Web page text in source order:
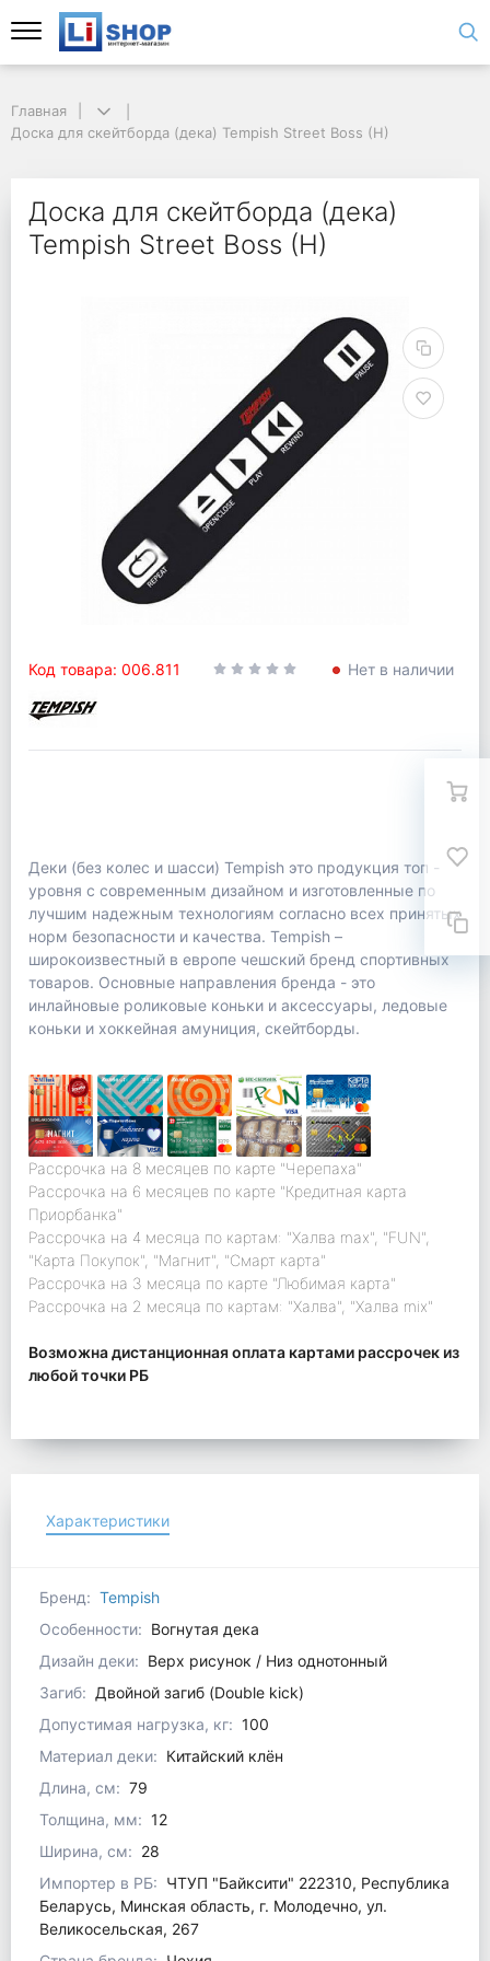
Главная
Доска для скейтборда (дека) Tempish Street Boss (H)
Доска для скейтборда (дека)
Tempish Street Boss (H)
Код товара: 006.811 Нет в наличии
Деки (без колес и шасси) Tempish это продукция топ -
уровня с современным дизайном и изготовленные по
лучшим надежным технологиям согласно всех принятых
норм безопасности и качества. Tempish –
широкоизвестный в европе чешский бренд спортивных
товаров. Основные направления бренда - это
инлайновые роликовые коньки и аксессуары, ледовые
коньки и хоккейная амуниция, скейтборды.
Рассрочка на 8 месяцев по карте "Черепаха"
Рассрочка на 6 месяцев по карте "Кредитная карта
Приорбанка"
Рассрочка на 4 месяца по картам: "Халва max", "FUN",
"Карта Покупок", "Магнит", "Смарт карта"
Рассрочка на 3 месяца по карте "Любимая карта"
Рассрочка на 2 месяца по картам: "Халва", "Халва mix"
Возможна дистанционная оплата картами рассрочек из
любой точки РБ
Характеристики
Бренд: Tempish
Особенности: Вогнутая дека
Дизайн деки: Верх рисунок / Низ однотонный
Загиб: Двойной загиб (Double kick)
Допустимая нагрузка, кг: 100
Материал деки: Китайский клён
Длина, см: 79
Толщина, мм: 12
Ширина, см: 28
Импортер в РБ: ЧТУП "Байксити" 222310, Республика
Беларусь, Минская область, г. Молодечно, ул.
Великосельская, 267